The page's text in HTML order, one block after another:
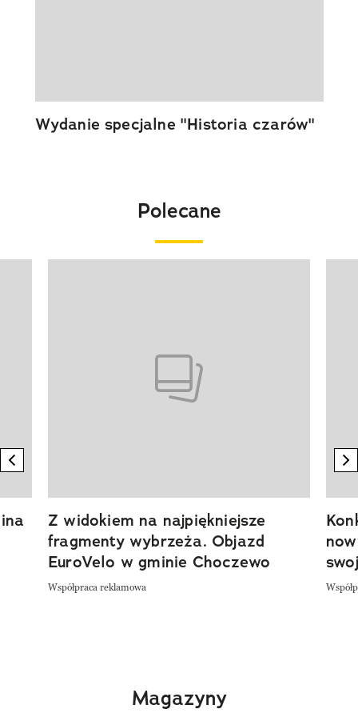
Wydanie specjalne "Historia czarów"
Polecane
previous element
Z widokiem na najpiękniejsze
fragmenty wybrzeża. Objazd
EuroVelo w gminie Choczewo
Współpraca reklamowa
Magazyny